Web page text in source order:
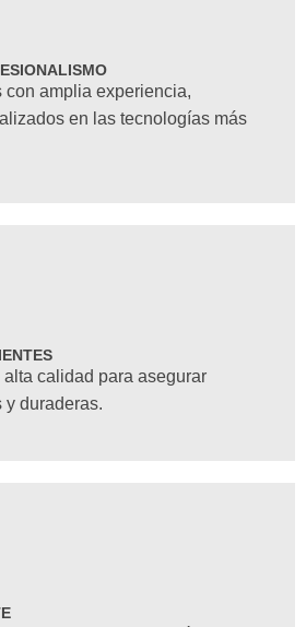
amplia experiencia,
en las tecnologías más
calidad para asegurar
y duraderas.